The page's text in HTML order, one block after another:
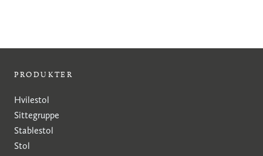
PRODUKTER
Hvilestol
Sittegruppe
Stablestol
Stol